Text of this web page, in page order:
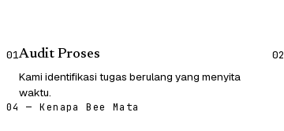
01Audit Proses
Kami identifikasi tugas berulang yang menyita
waktu.
02
04 — Kenapa Bee Mata